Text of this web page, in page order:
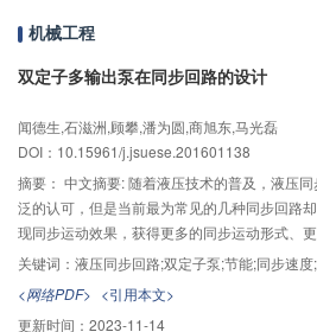
前驱数、核类型、核数量的应用场景下，通过
利用率两项指标对提出算法进行了定量分析。
任务集平均调度长度，在实现负载自适应的同
机械工程
双定子多输出泵在同步回路的设计
闻德生,石滋洲,顾攀,潘为圆,商旭东,马光磊
DOI：10.15961/j.jsuese.201601138
摘要： 中文摘要: 随着液压技术的普及，液压
泛的认可，但是当前最为常见的几种同步回路
现同步运动效果，获得更多的同步运动形式、
设计中的重要任务。双定子多输出泵作为一种
构成，既能够实现多输出，还能根据要求实现
独立，既能实现单独输出，也能实现联合输出
关键词： 液压同步回路;双定子泵;节能;同步速
<网络PDF> <引用本文>
更新时间： 2023-11-14